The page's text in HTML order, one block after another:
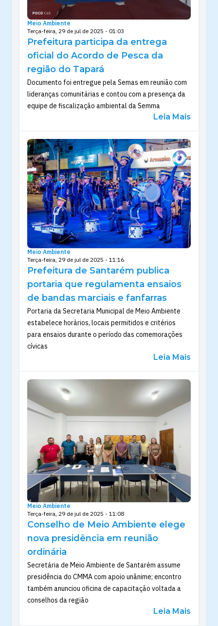
Meio Ambiente
Terça-feira, 29 de jul de 2025 - 01:03
Prefeitura participa da entrega
oficial do Acordo de Pesca da
região do Tapará
Documento foi entregue pela Semas em reunião com
lideranças comunitárias e contou com a presença da
equipe de fiscalização ambiental da Semma
Leia Mais
Meio Ambiente
Terça-feira, 29 de jul de 2025 - 11:16
Prefeitura de Santarém publica
portaria que regulamenta ensaios
de bandas marciais e fanfarras
Portaria da Secretaria Municipal de Meio Ambiente
estabelece horários, locais permitidos e critérios
para ensaios durante o período das comemorações
cívicas
Leia Mais
Meio Ambiente
Terça-feira, 29 de jul de 2025 - 11:08
Conselho de Meio Ambiente elege
nova presidência em reunião
ordinária
Secretária de Meio Ambiente de Santarém assume
presidência do CMMA com apoio unânime; encontro
também anunciou oficina de capacitação voltada a
conselhos da região
Leia Mais